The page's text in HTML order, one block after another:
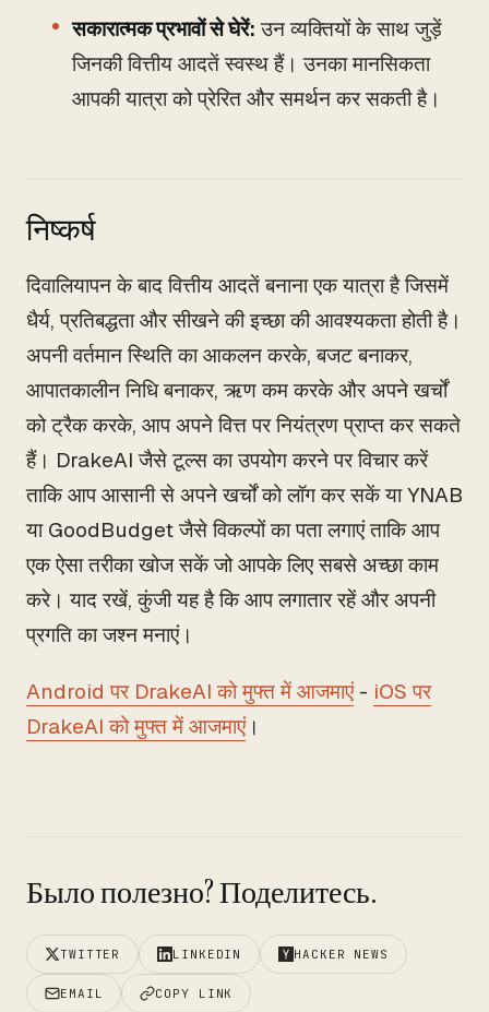
सकारात्मक प्रभावों से घेरें: उन व्यक्तियों के साथ जुड़ें
जिनकी वित्तीय आदतें स्वस्थ हैं। उनका मानसिकता
आपकी यात्रा को प्रेरित और समर्थन कर सकती है।
निष्कर्ष
दिवालियापन के बाद वित्तीय आदतें बनाना एक यात्रा है जिसमें
धैर्य, प्रतिबद्धता और सीखने की इच्छा की आवश्यकता होती है।
अपनी वर्तमान स्थिति का आकलन करके, बजट बनाकर,
आपातकालीन निधि बनाकर, ऋण कम करके और अपने खर्चों
को ट्रैक करके, आप अपने वित्त पर नियंत्रण प्राप्त कर सकते
हैं। DrakeAI जैसे टूल्स का उपयोग करने पर विचार करें
ताकि आप आसानी से अपने खर्चों को लॉग कर सकें या YNAB
या GoodBudget जैसे विकल्पों का पता लगाएं ताकि आप
एक ऐसा तरीका खोज सकें जो आपके लिए सबसे अच्छा काम
करे। याद रखें, कुंजी यह है कि आप लगातार रहें और अपनी
प्रगति का जश्न मनाएं।
Android पर DrakeAI को मुफ्त में आजमाएं- iOS पर
DrakeAI को मुफ्त में आजमाएं।
Было полезно? Поделитесь.
TWITTER LINKEDIN HACKER NEWS
EMAIL COPY LINK